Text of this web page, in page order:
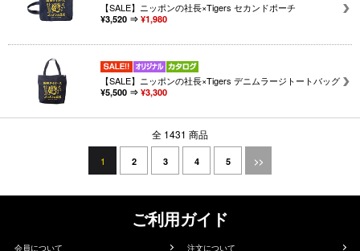
【SALE】ニッポンの社長×Tigers セカンドポーチ
¥3,520 ⇒ ¥1,980
【SALE】ニッポンの社長×Tigers デニムラージトートバッグ
¥5,500 ⇒ ¥3,300
全 1431 商品
1 2 3 4 5 >>
ご利用ガイド
会員について 注文について